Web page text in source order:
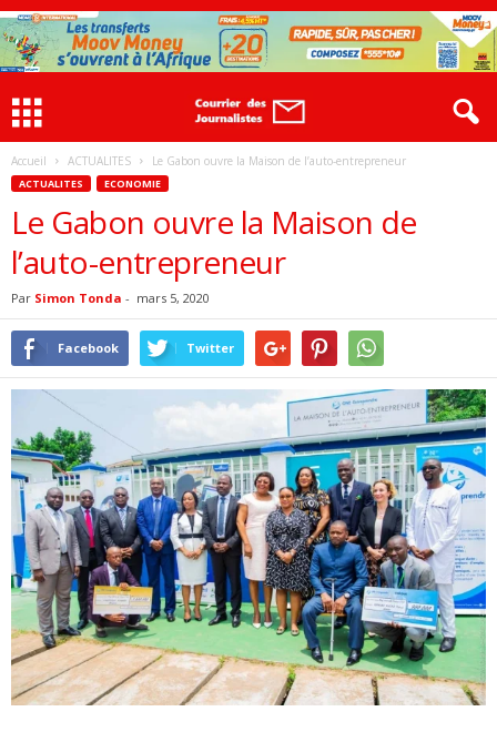
Accueil ACTUALITES Le Gabon ouvre la Maison de l’auto-entrepreneur
ACTUALITES ECONOMIE
Le Gabon ouvre la Maison de
l’auto-entrepreneur
Par Simon Tonda - mars 5, 2020
Facebook Twitter